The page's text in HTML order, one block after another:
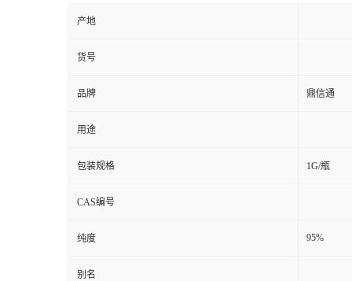
产地
货号
品牌 鼎信通
用途
包装规格 1G/瓶
CAS编号
纯度 95%
别名